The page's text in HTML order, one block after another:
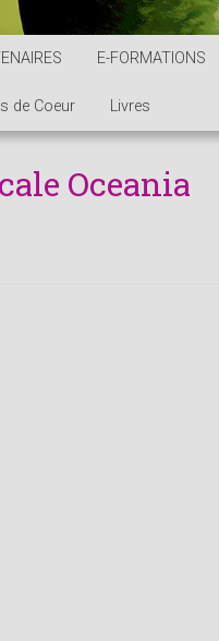
E-FORMATIONS
de Coeur Livres
Oceania